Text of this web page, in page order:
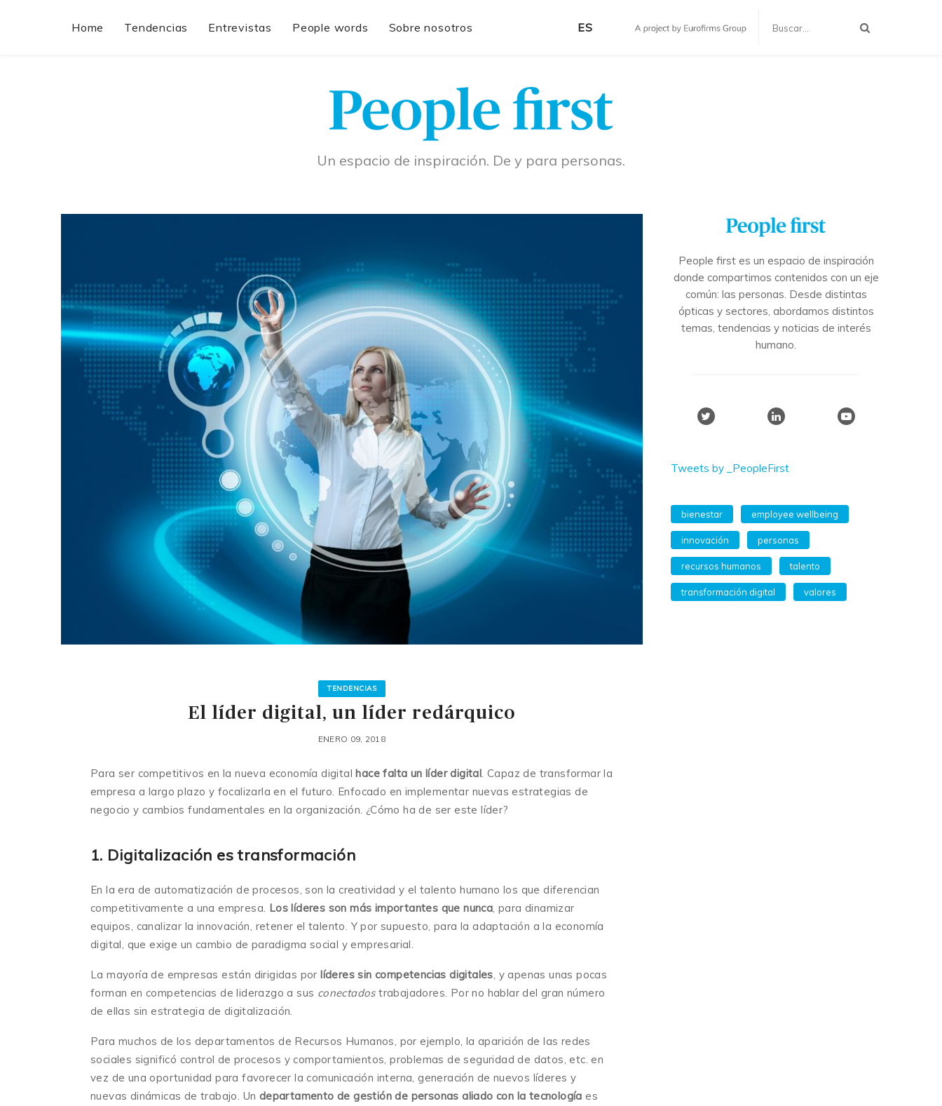
Home Tendencias Entrevistas People words Sobre nosotros ES
Un espacio de inspiración. De y para personas.
TENDENCIAS
El líder digital, un líder redárquico
ENERO 09, 2018
Para ser competitivos en la nueva economía digitalhace falta un líder digital. Capaz de transformar la
empresa a largo plazo y focalizarla en el futuro. Enfocado en implementar nuevas estrategias de
negocio y cambios fundamentales en la organización. ¿Cómo ha de ser este líder?
1. Digitalización es transformación
En la era de automatización de procesos, son la creatividad y el talento humano los que diferencian
competitivamente a una empresa. Los líderes son más importantes que nunca, para dinamizar
equipos, canalizar la innovación, retener el talento. Y por supuesto, para la adaptación a la economía
digital, que exige un cambio de paradigma social y empresarial.
La mayoría de empresas están dirigidas porlíderes sin competencias digitales, y apenas unas pocas
forman en competencias de liderazgo a sus conectadostrabajadores. Por no hablar del gran número
de ellas sin estrategia de digitalización.
Para muchos de los departamentos de Recursos Humanos, por ejemplo, la aparición de las redes
sociales significó control de procesos y comportamientos, problemas de seguridad de datos, etc. en
vez de una oportunidad para favorecer la comunicación interna, generación de nuevos líderes y
nuevas dinámicas de trabajo. Un departamento de gestión de personas aliado con la tecnología es
People first es un espacio de inspiración
donde compartimos contenidos con un eje
común: las personas. Desde distintas
ópticas y sectores, abordamos distintos
temas, tendencias y noticias de interés
humano.
Tweets by _PeopleFirst
bienestar employee wellbeing
innovación personas
recursos humanos talento
transformación digital valores